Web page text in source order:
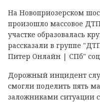
На Новоприозерском
произошло массовое
участке образовалась
рассказали в группе
Питер Онлайн | СПб"
Дорожный инцидент
смогли поделить пять
заложниками ситуации